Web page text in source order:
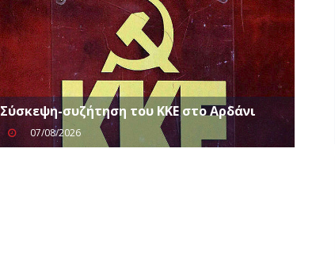
Σύσκεψη-συζήτηση του ΚΚΕ στο Αρδάνι
07/08/2026